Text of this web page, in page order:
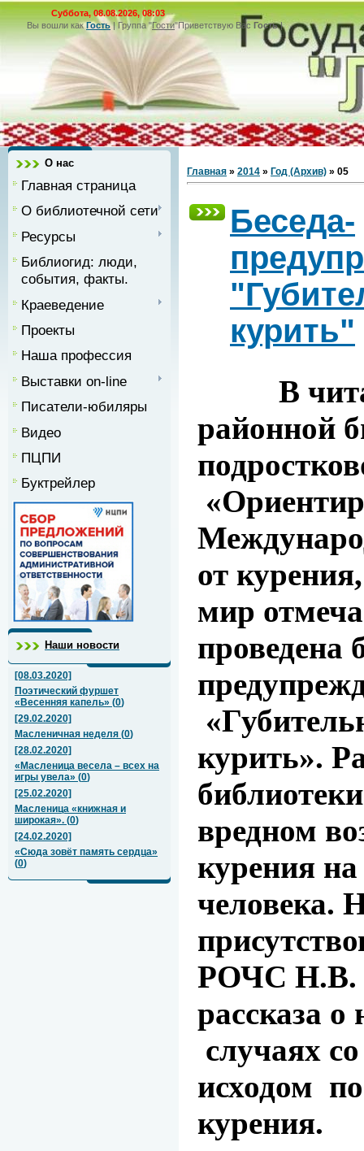
Суббота, 08.08.2026, 08:03
Вы вошли как Гость|Группа"Гости"Приветствую Вас Гость|
О нас
Главная страница
О библиотечной сети
Ресурсы
Библиогид: люди,
события, факты.
Краеведение
Проекты
Наша профессия
Выставки on-line
Писатели-юбиляры
Видео
ПЦПИ
Буктрейлер
Наши новости
[08.03.2020]
Поэтический фуршет
«Весенняя капель» (0)
[29.02.2020]
Масленичная неделя (0)
[28.02.2020]
«Масленица весела – всех на
игры увела» (0)
[25.02.2020]
Масленица «книжная и
широкая». (0)
[24.02.2020]
«Сюда зовёт память сердца»
(0)
Главная » 2014 » Год (Архив) » 05
Беседа-
курить"
В
районной
от
мир
проведена
курить».
вредном
курения
человека.
РОЧС Н.В.
рассказа о
случаях
исходом
курения.